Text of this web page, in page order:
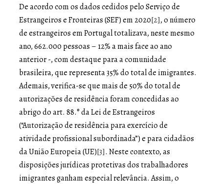
De acordo com os dados cedidos pelo Serviço de
Estrangeiros e Fronteiras (SEF) em 2020[2], o número
de estrangeiros em Portugal totalizava, neste mesmo
ano, 662.000 pessoas – 12% a mais face ao ano
anterior -, com destaque para a comunidade
brasileira, que representa 35% do total de imigrantes.
Ademais, verifica-se que mais de 50% do total de
autorizações de residência foram concedidas ao
abrigo do art. 88.° da Lei de Estrangeiros
(“Autorização de residência para exercício de
atividade profissional subordinada”) e para cidadãos
da União Europeia (UE)[3]. Neste contexto, as
disposições jurídicas protetivas dos trabalhadores
imigrantes ganham especial relevância. Assim, o